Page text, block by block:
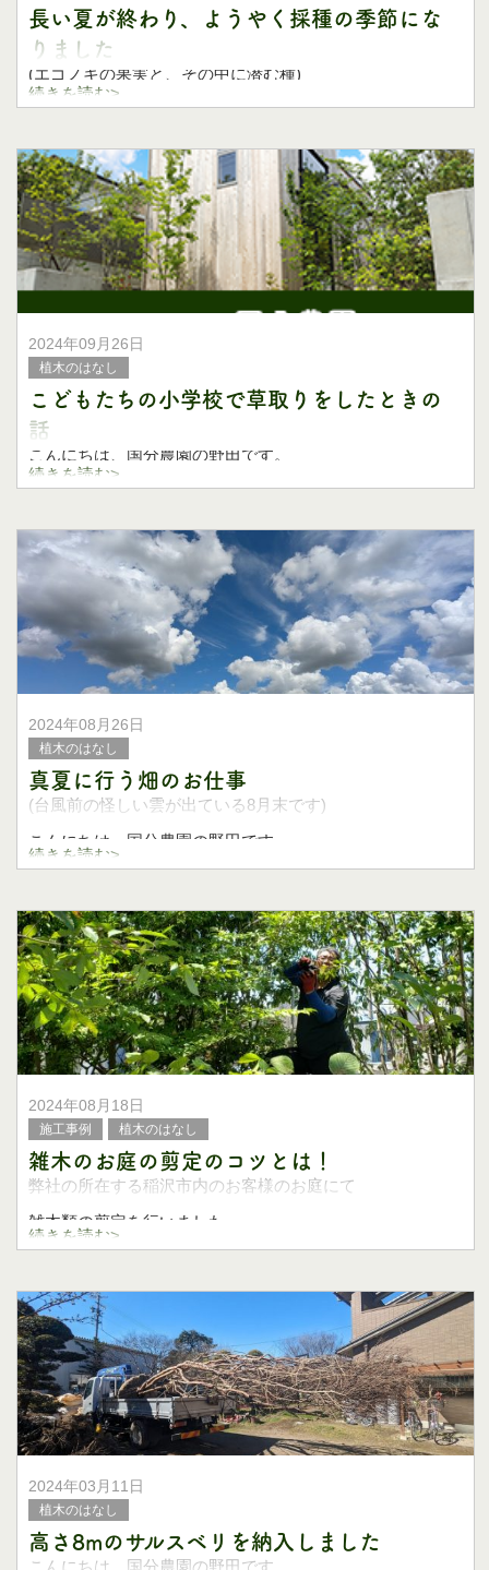
長い夏が終わり、ようやく採種の季節にな
りました
(エゴノキの果実と、その中に潜む種)
こんにちは、国分農園の野田です。
朝晩めっきり涼しくなってきて、やっと過ごしやすい気候
になってきましたね。
やっと秋を感じられるこの時
続きを読む>
2024年09月26日
植木のはなし
こどもたちの小学校で草取りをしたときの
話
こんにちは、国分農園の野田です。
長かった猛暑日がようやく落ち着いてきて、秋の虫たちの
声が大きくなってきましたね。
そんな秋晴れの中、小学生のこどもたちの授業参観に行
き、ついでに親子除
続きを読む>
2024年08月26日
植木のはなし
真夏に行う畑のお仕事
(台風前の怪しい雲が出ている8月末です)
こんにちは、国分農園の野田です。
夏の盛
続きを読む>
2024年08月18日
施工事例 植木のはなし
雑木のお庭の剪定のコツとは！
弊社の所在する稲沢市内のお客様のお庭にて
雑木類の剪定を行いました。
必ず脇枝や短枝で樹木の樹冠を作ることです。
もっとも、樹木の重なりで庭の景色をつくるので
続きを読む>
2024年03月11日
植木のはなし
高さ8mのサルスベリを納入しました
こんにちは、国分農園の野田です。